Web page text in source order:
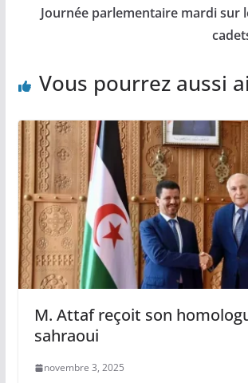
Journée parlementaire mardi sur
Vous pourrez aussi
M. Attaf reçoit son
sahraoui
novembre 3, 2025